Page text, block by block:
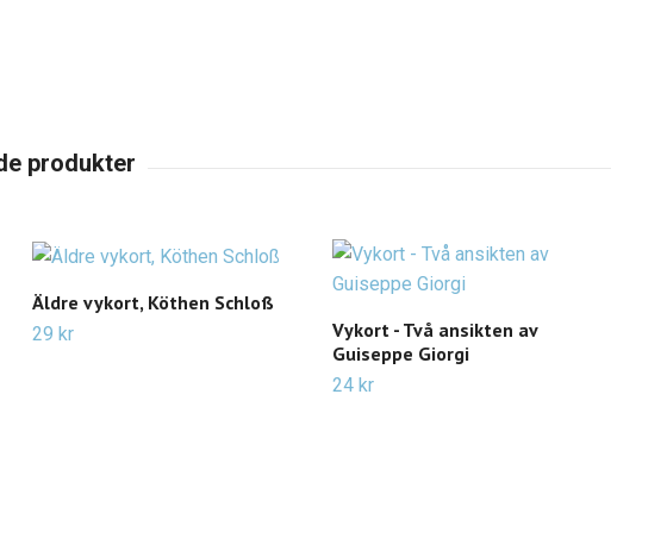
Äldre vykort, Köthen Schloß
29 kr
Vykort - Två ansikten av
Guiseppe Giorgi
24 kr